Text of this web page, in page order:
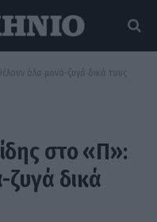
όλα μονά-ζυγά δικά τους
στο «Π»:
δικά